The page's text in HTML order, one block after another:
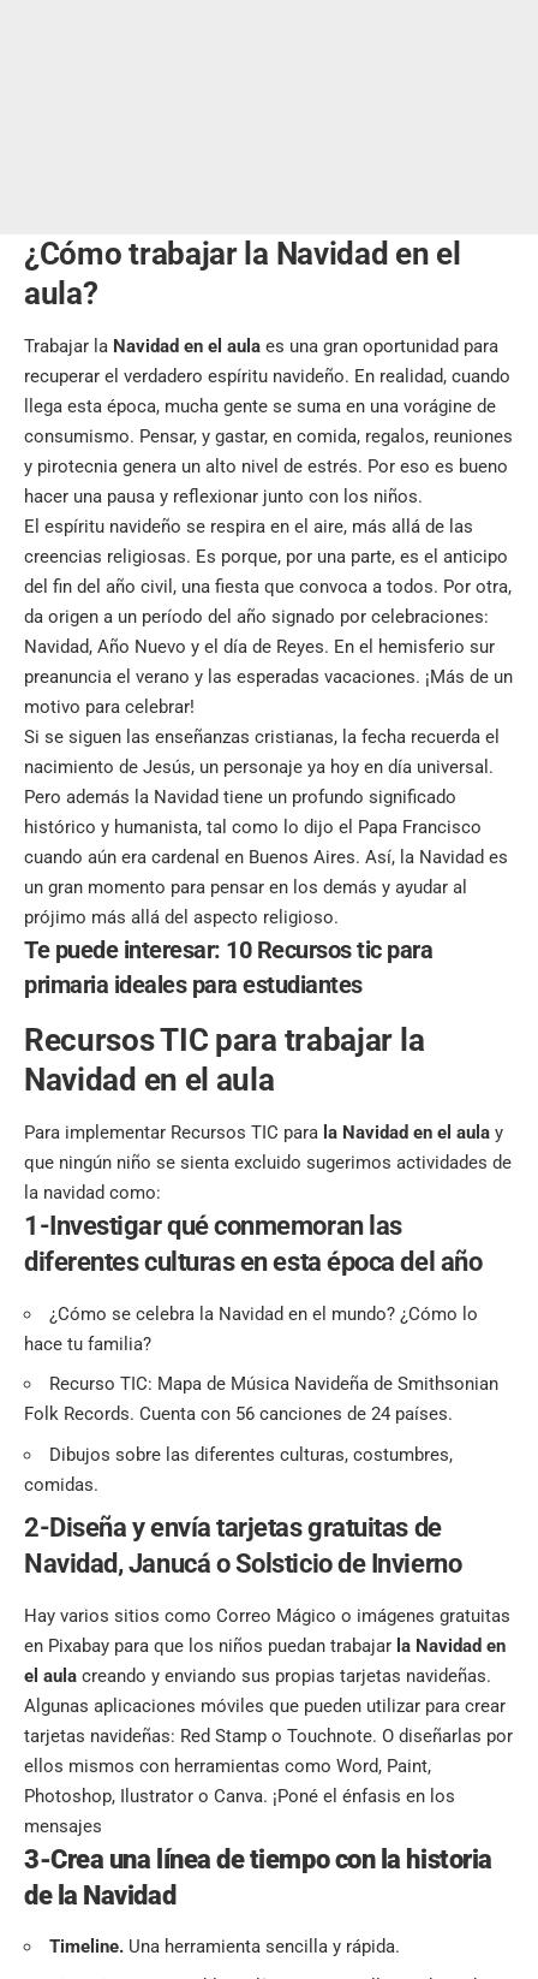
¿Cómo trabajar la Navidad en el
aula?
Trabajar la Navidad en el aula es una gran oportunidad para
recuperar el verdadero espíritu navideño. En realidad, cuando
llega esta época, mucha gente se suma en una vorágine de
consumismo. Pensar, y gastar, en comida, regalos, reuniones
y pirotecnia genera un alto nivel de estrés. Por eso es bueno
hacer una pausa y reflexionar junto con los niños.
El espíritu navideño se respira en el aire, más allá de las
creencias religiosas. Es porque, por una parte, es el anticipo
del fin del año civil, una fiesta que convoca a todos. Por otra,
da origen a un período del año signado por celebraciones:
Navidad, Año Nuevo y el día de Reyes. En el hemisferio sur
preanuncia el verano y las esperadas vacaciones. ¡Más de un
motivo para celebrar!
Si se siguen las enseñanzas cristianas, la fecha recuerda el
nacimiento de Jesús, un personaje ya hoy en día universal.
Pero además la Navidad tiene un profundo significado
histórico y humanista, tal como lo dijo el Papa Francisco
cuando aún era cardenal en Buenos Aires. Así, la Navidad es
un gran momento para pensar en los demás y ayudar al
prójimo más allá del aspecto religioso.
Te puede interesar: 10 Recursos tic para
primaria ideales para estudiantes
Recursos TIC para trabajar la
Navidad en el aula
Para implementar Recursos TIC para la Navidad en el aula y
que ningún niño se sienta excluido sugerimos actividades de
la navidad como:
1-Investigar qué conmemoran las
diferentes culturas en esta época del año
¿Cómo se celebra la Navidad en el mundo? ¿Cómo lo
hace tu familia?
Recurso TIC: Mapa de Música Navideña de Smithsonian
Folk Records. Cuenta con 56 canciones de 24 países.
Dibujos sobre las diferentes culturas, costumbres,
comidas.
2-Diseña y envía tarjetas gratuitas de
Navidad, Janucá o Solsticio de Invierno
Hay varios sitios como Correo Mágico o imágenes gratuitas
en Pixabay para que los niños puedan trabajar la Navidad en
el aula creando y enviando sus propias tarjetas navideñas.
Algunas aplicaciones móviles que pueden utilizar para crear
tarjetas navideñas: Red Stamp o Touchnote. O diseñarlas por
ellos mismos con herramientas como Word, Paint,
Photoshop, Ilustrator o Canva. ¡Poné el énfasis en los
mensajes
3-Crea una línea de tiempo con la historia
de la Navidad
Timeline. Una herramienta sencilla y rápida.